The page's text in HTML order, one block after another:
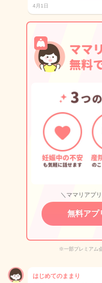
4月1日
＼ママリアプ
無料アプ
※一部プレミアム
はじめてのままり